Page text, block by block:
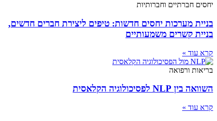
יחסים חברתיים וחברותיות
בניית מערכות יחסים חדשות: טיפים ליצירת חברים חדשים,
בניית קשרים משמעותיים
קרא עוד »
בריאות ורפואה
השוואה בין NLP לפסיכולוגיה הקלאסית
קרא עוד »